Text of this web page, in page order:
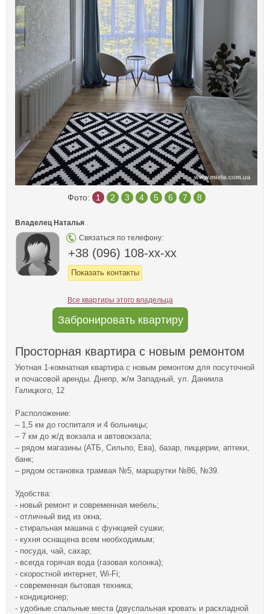
Фото: 1 2 3 4 5 6 7 8
Владелец Наталья
Связаться по телефону:
+38 (096) 108-xx-xx
Показать контакты
Все квартиры этого владельца
Забронировать квартиру
Просторная квартира с новым ремонтом
Уютная 1-комнатная квартира с новым ремонтом для посуточной
и почасовой аренды. Днепр, ж/м Западный, ул. Даниила
Галицкого, 12
Расположение:
– 1,5 км до госпиталя и 4 больницы;
– 7 км до ж/д вокзала и автовокзала;
– рядом магазины (АТБ, Сильпо, Ева), базар, пиццерии, аптеки,
банк;
– рядом остановка трамвая №5, маршрутки №86, №39.
Удобства:
- новый ремонт и современная мебель;
- отличный вид из окна;
- стиральная машина с функцией сушки;
- кухня оснащена всем необходимым;
- посуда, чай, сахар;
- всегда горячая вода (газовая колонка);
- скоростной интернет, Wi-Fi;
- современная бытовая техника;
- кондиционер;
- удобные спальные места (двуспальная кровать и раскладной